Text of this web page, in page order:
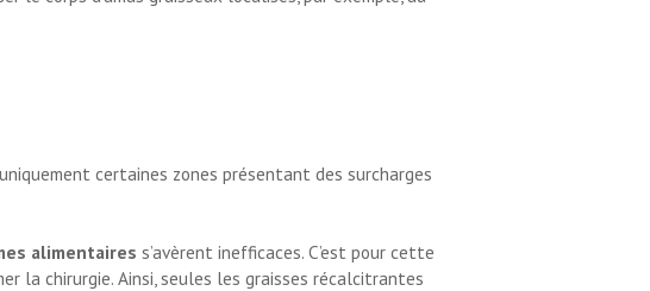
certaines zones présentant des surcharges
alimentaires s’avèrent inefficaces. C’est pour cette
la chirurgie. Ainsi, seules les graisses récalcitrantes